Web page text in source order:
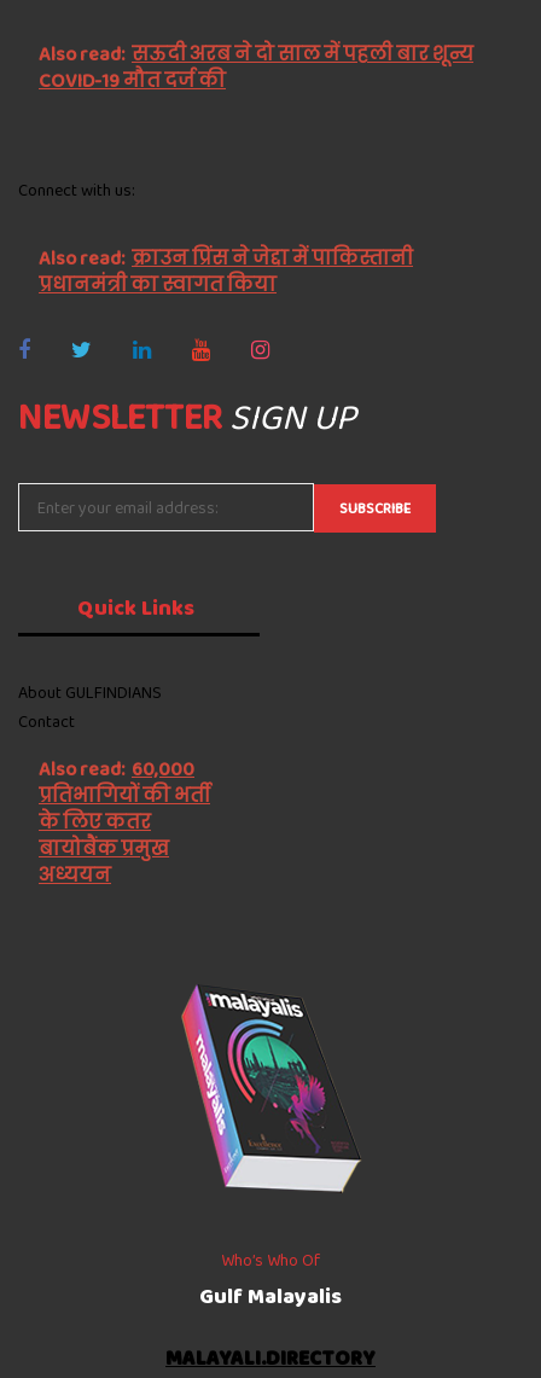
Also read: सऊदी अरब ने दो साल में पहली बार शून्य
COVID-19 मौत दर्ज की
Connect with us:
Also read: क्राउन प्रिंस ने जेद्दा में पाकिस्तानी
प्रधानमंत्री का स्वागत किया
NEWSLETTERSIGN UP
QuickLinks
About GULFINDIANS
Contact
Also read: 60,000
प्रतिभागियों की भर्ती
के लिए कतर
बायोबैंक प्रमुख
अध्ययन
Who’s Who Of
Gulf Malayalis
MALAYALI.DIRECTORY